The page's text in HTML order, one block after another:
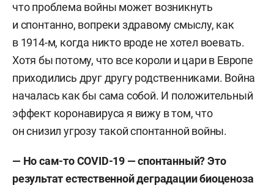
что проблема войны может возникнуть
и спонтанно, вопреки здравому смыслу, как
в 1914-м, когда никто вроде не хотел воевать.
Хотя бы потому, что все короли и цари в Европе
приходились друг другу родственниками. Война
началась как бы сама собой. И положительный
эффект коронавируса я вижу в том, что
он снизил угрозу такой спонтанной войны.
— Но сам-тоCOVID-19 — спонтанный? Это
результат естественной деградации биоценоза